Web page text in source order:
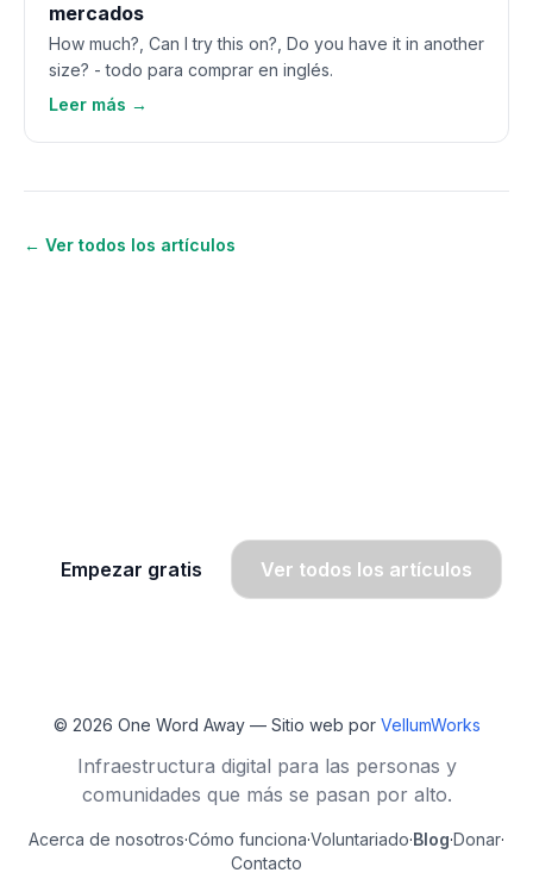
mercados
How much?, Can I try this on?, Do you have it in another
size? - todo para comprar en inglés.
Leer más →
← Ver todos los artículos
Empezar gratis Ver todos los artículos
© 2026 One Word Away— Sitio web por VellumWorks
Infraestructura digital para las personas y
comunidades que más se pasan por alto.
Acerca de nosotros·Cómo funciona·Voluntariado·Blog·Donar·
Contacto